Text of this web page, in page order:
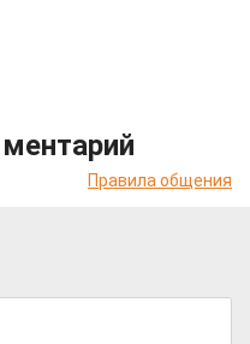
Правила общения